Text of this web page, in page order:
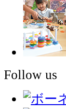
Follow us